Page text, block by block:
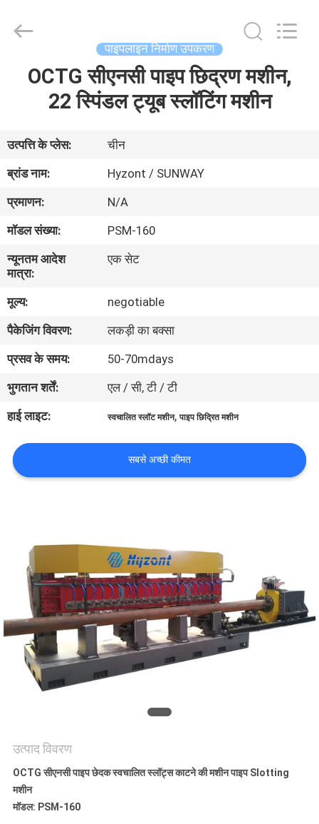
वीडियो
हमारे
बारे
में
कारखाना
भ्रमण
गुणवत्ता
नियंत्रण
एक
उद्धरण
करें
साइटमैप
गोपनीयता
नीति
Technologies
Co.,Ltd..
पाइपलाइन निर्माण उपकरण
OCTG सीएनसी पाइप छिद्रण मशीन,
22 स्पिंडल ट्यूब स्लॉटिंग मशीन
उत्पत्ति के प्लेस:
चीन
ब्रांड नाम:
Hyzont / SUNWAY
प्रमाणन:
N/A
मॉडल संख्या:
PSM-160
न्यूनतम आदेश
मात्रा:
एक सेट
मूल्य:
negotiable
पैकेजिंग विवरण:
लकड़ी का बक्सा
प्रसव के समय:
50-70mdays
भुगतान शर्तें:
एल / सी, टी / टी
हाई लाइट:
स्वचालित स्लॉट मशीन,पाइप छिद्रित मशीन
सबसे अच्छी कीमत
उत्पाद विवरण
OCTG सीएनसी पाइप छेदक स्वचालित स्लॉट्स काटने की मशीन पाइप Slotting
मशीन
मॉडल: PSM-160